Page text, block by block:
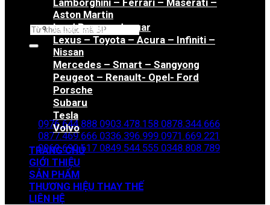
Tìm
Hotline đặt hàng
0976.644.888 0903.478.158 0878.344.666
0877.469.666 0336.396.999 0971.669.221
0969.690.617 0849.544.555 0348.808.789
Zalo đặt hàng
Aston Martin
Land Rover – Jaguar
Lexus – Toyota – Acura – Infiniti –
Nissan
Mercedes – Smart – Sangyong
Peugeot – Renault- Opel- Ford
Porsche
Subaru
Tesla
Volvo
TRANG CHỦ
GIỚI THIỆU
SẢN PHẨM
THƯƠNG HIỆU THAY THẾ
LIÊN HỆ